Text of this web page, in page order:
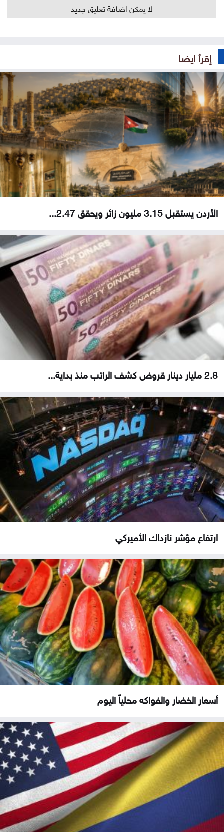
لا يمكن اضافة تعليق جديد
إقرأ ايضا
الأردن يستقبل 3.15 مليون زائر ويحقق 2.47...
2.8 مليار دينار قروض كشف الراتب منذ بداية...
ارتفاع مؤشر نازداك الأميركي
أسعار الخضار والفواكه محلياً اليوم